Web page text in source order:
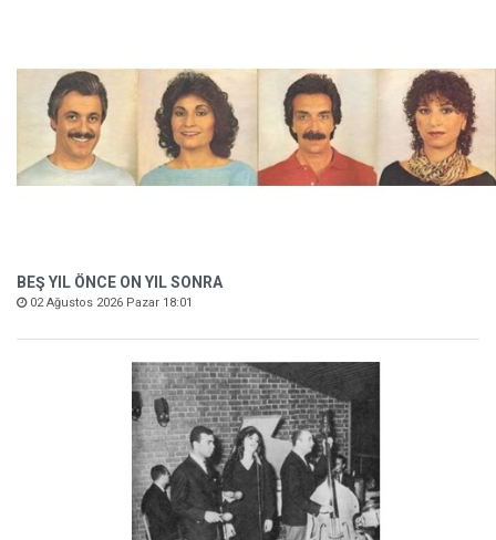
BEŞ YIL ÖNCE ON YIL SONRA
02 Ağustos 2026 Pazar 18:01